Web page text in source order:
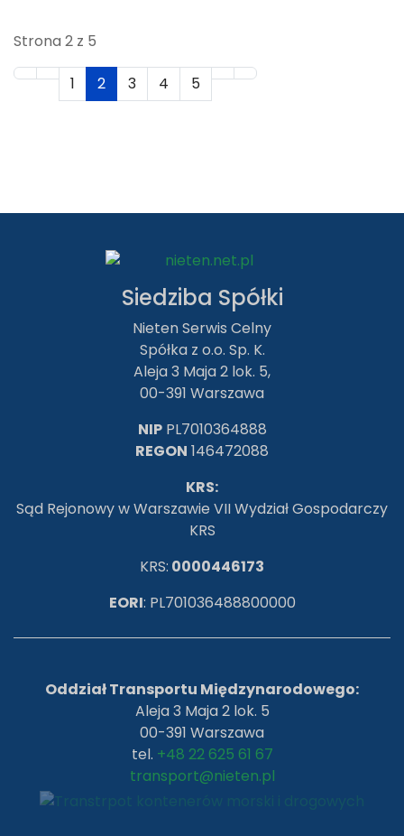
Strona 2 z 5
1 2 3 4 5
Siedziba Spółki
Nieten Serwis Celny
Spółka z o.o. Sp. K.
Aleja 3 Maja 2 lok. 5,
00-391 Warszawa
NIPPL7010364888
REGON 146472088
KRS:
Sąd Rejonowy w Warszawie VII Wydział Gospodarczy
KRS
KRS: 0000446173
EORI: PL701036488800000
Oddział Transportu Międzynarodowego:
Aleja 3 Maja 2 lok. 5
00-391 Warszawa
tel. +48 22 625 61 67
transport@nieten.pl